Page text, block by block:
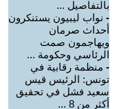
بالتفاصيل ...
- نواب ليبيون يستنكرون
أحداث صرمان
ويهاجمون صمت
الرئاسي وحكومة ...
- منظمة رقابية في
تونس: الرئيس قيس
سعيد فشل في تحقيق
أكثر من 8 ...